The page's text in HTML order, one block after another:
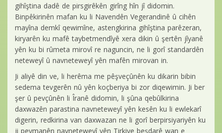
gihîştina dadê de pirsgirêkên girîng hîn jî didomin.
Binpêkirinên mafan ku li Navendên Vegerandinê û cihên
mayîna demkî qewimîne, astengkirina gihîştina parêzeran,
kiryarên ku mafê taybetmendîyê xera dikin û şertên jîyanê
yên ku bi rûmeta mirovî re naguncin, ne li gorî standardên
neteweyî û navneteweyî yên mafên mirovan in.
Ji aliyê din ve, li herêma me pêşveçûnên ku dikarin bibin
sedema tevgerên nû yên koçberiya bi zor diqewimin. Ji ber
şer û pevçûnên li Îranê didomin, li şûna qebûlkirina
daxwazên parastina navneteweyî yên kesên ku li ewlekarî
digerin, redkirina van daxwazan ne li gorî berpirsiyariyên ku
ji peymanên navneteweyî yên Tirkiye beşdarê wan e